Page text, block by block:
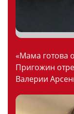
«Мама готова
Пригожин
Валерии